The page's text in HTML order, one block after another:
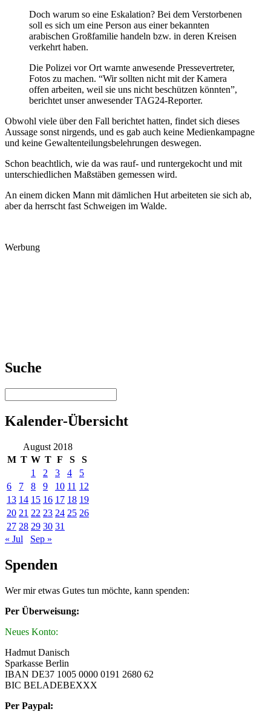
Doch warum so eine Eskalation? Bei dem Verstorbenen
soll es sich um eine Person aus einer bekannten
arabischen Großfamilie handeln bzw. in deren Kreisen
verkehrt haben.
Die Polizei vor Ort warnte anwesende Pressevertreter,
Fotos zu machen. “Wir sollten nicht mit der Kamera
offen arbeiten, weil sie uns nicht beschützen könnten”,
berichtet unser anwesender TAG24-Reporter.
Obwohl viele über den Fall berichtet hatten, findet sich dieses
Aussage sonst nirgends, und es gab auch keine Medienkampagne
und keine Gewaltenteilungsbelehrungen deswegen.
Schon beachtlich, wie da was rauf- und runtergekocht und mit
unterschiedlichen Maßstäben gemessen wird.
An einem dicken Mann mit dämlichen Hut arbeiteten sie sich ab,
aber da herrscht fast Schweigen im Walde.
Werbung
Suche
Kalender-Übersicht
August 2018
M T W T F S
S
1
2 3 4
5
6
7 8 9 10 11 12
13 14 15 16 17 18 19
20 21 22 23 24 25 26
27 28 29 30 31
« Jul
Sep »
Spenden
Wer mir etwas Gutes tun möchte, kann spenden:
Per Überweisung:
Neues Konto:
Hadmut Danisch
Sparkasse Berlin
IBAN DE37 1005 0000 0191 2680 62
BIC BELADEBEXXX
Per Paypal: